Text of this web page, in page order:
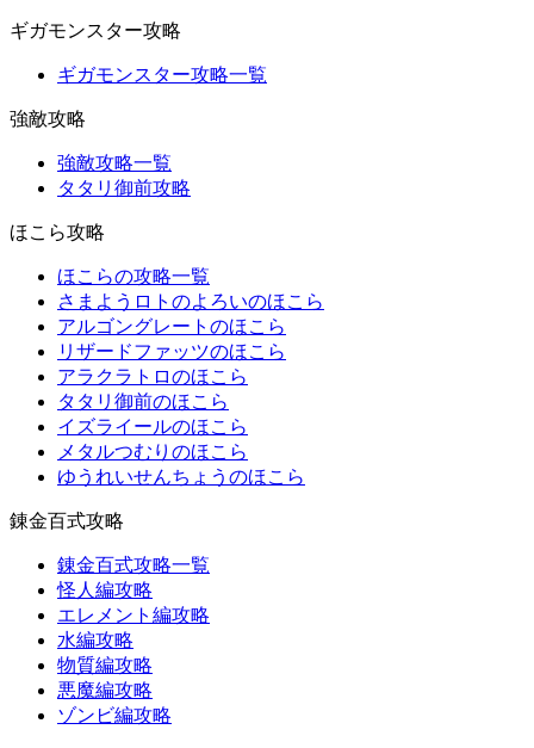
ギガモンスター攻略
ギガモンスター攻略一覧
強敵攻略
強敵攻略一覧
タタリ御前攻略
ほこら攻略
ほこらの攻略一覧
さまようロトのよろいのほこら
アルゴングレートのほこら
リザードファッツのほこら
アラクラトロのほこら
タタリ御前のほこら
イズライールのほこら
メタルつむりのほこら
ゆうれいせんちょうのほこら
錬金百式攻略
錬金百式攻略一覧
怪人編攻略
エレメント編攻略
水編攻略
物質編攻略
悪魔編攻略
ゾンビ編攻略